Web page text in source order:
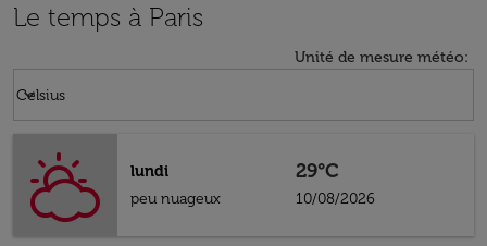
Le temps à Paris
Unité de mesure météo:
Celsius
keyboard_arrow_down
lundi
peu nuageux
29°C
10/08/2026